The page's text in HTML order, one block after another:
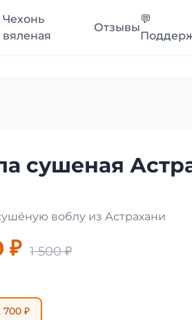
Чехонь
вяленая
Отзывы
💬
сушеная
воблу из Астрахани
₽ 1 500 ₽
700 ₽